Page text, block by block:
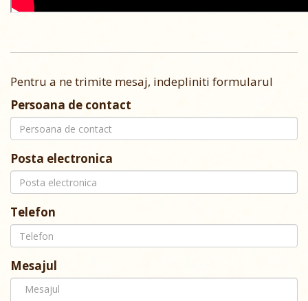
Pentru a ne trimite mesaj, indepliniti formularul
Persoana de contact
Posta electronica
Telefon
Mesajul